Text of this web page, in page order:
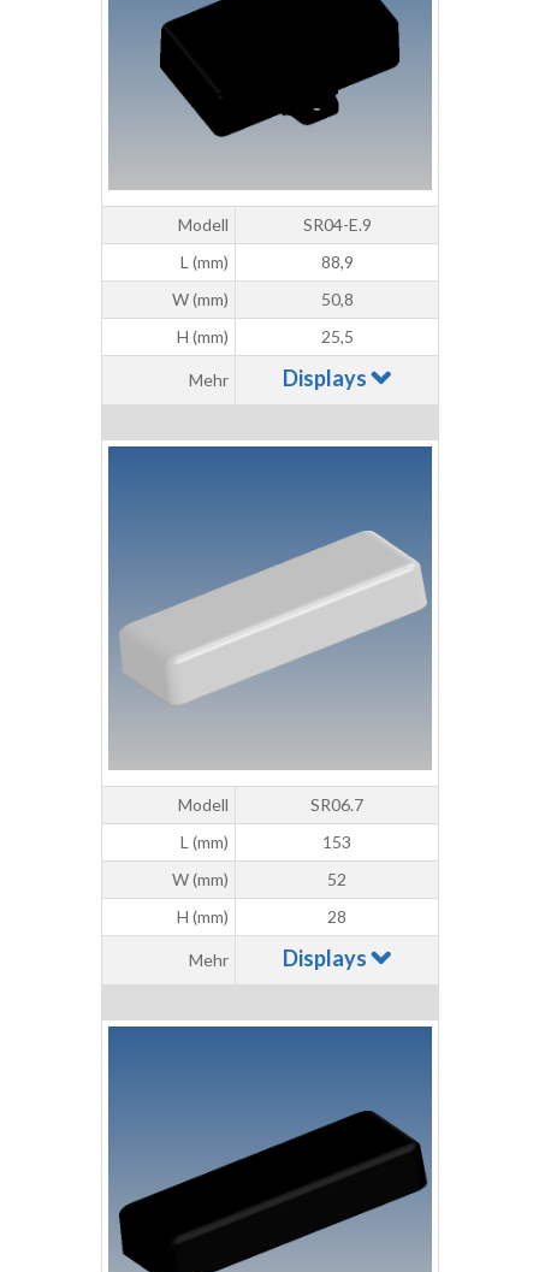
Modell
SR04-E.9
L (mm)
88,9
W (mm)
50,8
H (mm)
25,5
Mehr Displays
Modell
SR06.7
L (mm)
153
W (mm)
52
H (mm)
28
Mehr Displays